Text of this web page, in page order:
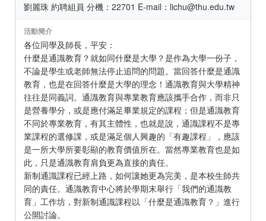
劉麗珠 約聘組員 分機：22701 E-mail：lichu@thu.edu.tw
活動簡介
各位同學及師長，平安：
什麼是通識教育？就如同什麼是大學？是作為大學一份子，
不論是學生或老師無法停止追問的問題。當回答什麼是通識
教育，也是在回答什麼是大學的理念！通識教育與大學精神
往往是同義詞。通識教育與專業教育應該攜手合作，而非只
是營養學分，或是應付滿足畢業規定的課程；但是通識教育
不同於專業教育，有其主體性，也就是說，通識課程不是專
業課程的選修課，或是滿足個人興趣的「有趣課程」，應該
是一所大學所要彰顯的教育價值所在。當然專業教育也是如
此，只是通識教育肩負更為直接的責任。
新制通識課程已經上路，如何讓她更為完美，是本校生師共
同的責任。通識教育中心將於學期末舉行「我們的通識教
育」工作坊，對新制通識課程以「什麼是通識教育？」進行
公開討論。